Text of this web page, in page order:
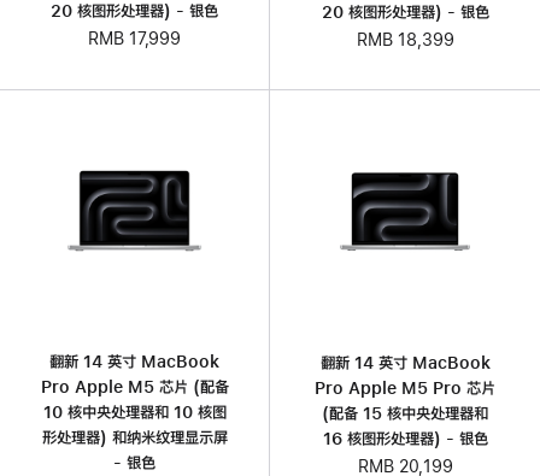
20 核图形处理器) - 银色
RMB 17,999
20 核图形处理器) - 银色
RMB 18,399
翻新 14 英寸 MacBook
Pro Apple M5 芯片 (配‍备
10 核中央处理器和 10 核图
形处理器) 和纳米纹理显示屏
- 银色
翻新 14 英寸 MacBook
Pro Apple M5 Pro 芯片
(配备 15 核中央处理器和
16 核图形处理器) - 银色
RMB 20,199